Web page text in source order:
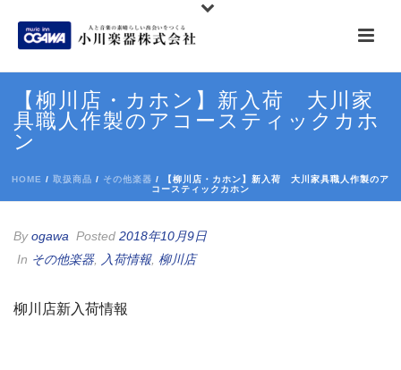
【柳川店・カホン】新入荷 大川家
具職人作製のアコースティックカホ
ン
HOME / 取扱商品 / その他楽器 / 【柳川店・カホン】新入荷 大川家具職人作製のア
コースティックカホン
Byogawa Posted 2018年10月9日
In その他楽器, 入荷情報, 柳川店
柳川店新入荷情報